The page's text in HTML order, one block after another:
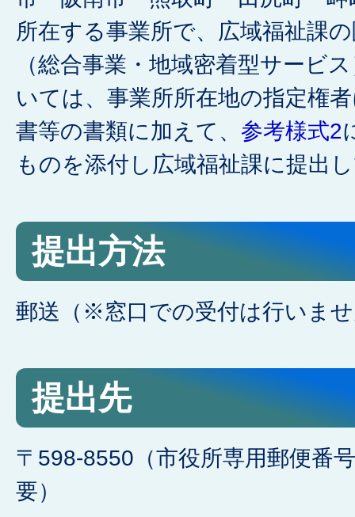
所在する事業所で、広域福祉課
（総合事業・地域密着型サービ
いては、事業所所在地の指定権
書等の書類に加えて、 参考様式2
ものを添付し広域福祉課に提出
提出方法
郵送（※窓口での受付は行いま
提出先
〒598-8550（市役所専用郵便番
要）